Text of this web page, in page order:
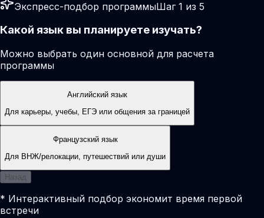
Экспресс-подбор программыШаг 1 из 5
Какой язык вы планируете изучать?
Можно выбрать один основной для расчета
программы
Английский язык
Для карьеры, учебы, ЕГЭ или общения за границей
Французский язык
Для ВНЖ/релокации, путешествий или души
Назад
* Интерактивный подбор экономит время первой
встречи